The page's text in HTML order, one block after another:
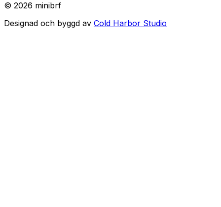
© 2026 minibrf
Designad och byggd av Cold Harbor Studio